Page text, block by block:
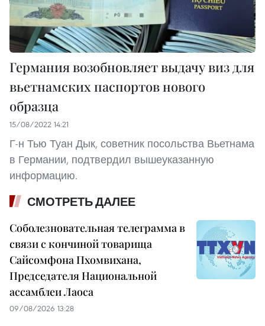
Германия возобновляет выдачу виз для
вьетнамских паспортов нового
образца
15/08/2022 14:21
Г-н Тью Туан Дык, советник посольства Вьетнама
в Германии, подтвердил вышеуказанную
информацию.
СМОТРЕТЬ ДАЛЕЕ
Соболезновательная телеграмма в
связи с кончиной товарища
Сайсомфона Пхомвихана,
Председателя Национальной
ассамблеи Лаоса
09/08/2026 13:28